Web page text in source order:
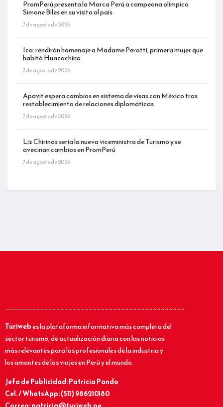
PromPerú presenta la Marca Perú a campeona olímpica
Simone Biles en su visita al país
7 de agosto de 2026
Ica: rendirán homenaje a Madame Perotti, primera mujer que
habitó Huacachina
7 de agosto de 2026
Apavit espera cambios en sistema de visas con México tras
restablecimiento de relaciones diplomáticas
7 de agosto de 2026
Liz Chirinos sería la nueva viceministra de Turismo y se
avecinan cambios en PromPerú
7 de agosto de 2026
_____________________________________________
Turiwebes la plataforma informativa más completa del
sector turismo, de actualización diaria con las noticias
más relevantes para los profesionales de la industria y
los amantes de los viajes en Perú y el mundo.
Jefa de Publicidad: Patricia Pando
Cel. / WhatsApp: (511) 986210180